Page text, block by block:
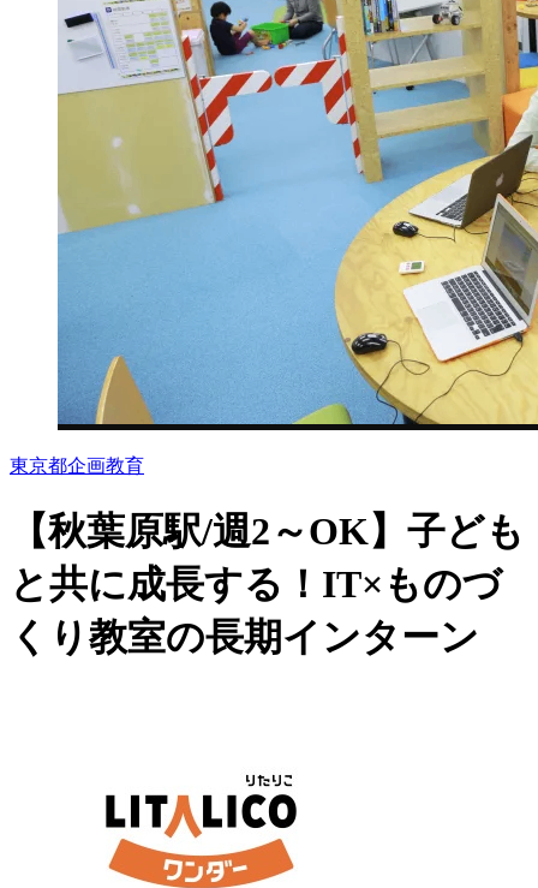
東京都企画教育
【秋葉原駅/週2～OK】子ども
と共に成長する！IT×ものづ
くり教室の長期インターン